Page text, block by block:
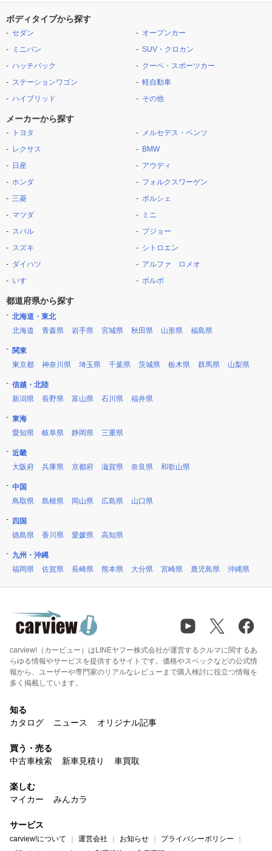
ボディタイプから探す
セダン
ミニバン
ハッチバック
ステーションワゴン
ハイブリッド
オープンカー
SUV・クロカン
クーペ・スポーツカー
軽自動車
その他
メーカーから探す
トヨタ
レクサス
日産
ホンダ
三菱
マツダ
スバル
スズキ
ダイハツ
いすゞ
メルセデス・ベンツ
BMW
アウディ
フォルクスワーゲン
ポルシェ
ミニ
プジョー
シトロエン
アルファ ロメオ
ボルボ
都道府県から探す
北海道・東北
北海道
青森県 岩手県 宮城県 秋田県 山形県 福島県
関東
東京都
神奈川県 埼玉県 千葉県 茨城県 栃木県 群馬県 山梨県
信越・北陸
新潟県
長野県 富山県 石川県 福井県
東海
愛知県
岐阜県 静岡県 三重県
近畿
大阪府
兵庫県 京都府 滋賀県 奈良県 和歌山県
中国
鳥取県
島根県 岡山県 広島県 山口県
四国
徳島県
香川県 愛媛県 高知県
九州・沖縄
福岡県
佐賀県 長崎県 熊本県 大分県 宮崎県 鹿児島県 沖縄県
carview!（カービュー）はLINEヤフー株式会社が運営するクルマに関するあ
らゆる情報やサービスを提供するサイトです。価格やスペックなどの公式情
報から、ユーザーや専門家のリアルなレビューまで購入検討に役立つ情報を
多く掲載しています。
知る
カタログ
ニュース オリジナル記事
買う・売る
中古車検索
新車見積り 車買取
楽しむ
マイカー
みんカラ
サービス
carview!について 運営会社 お知らせ
プライバシーポリシー